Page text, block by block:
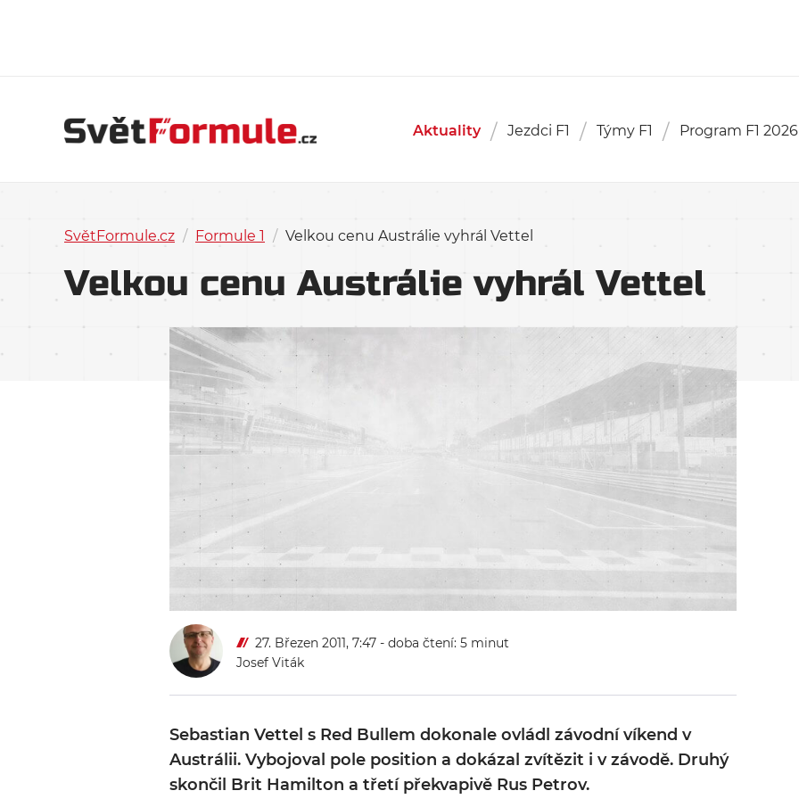
Aktuality Jezdci F1 Týmy F1 Program F1 2026
SvětFormule.cz / Formule 1 / Velkou cenu Austrálie vyhrál Vettel
Velkou cenu Austrálie vyhrál Vettel
27. Březen 2011, 7:47 - doba čtení: 5 minut
Josef Viták
Sebastian Vettel s Red Bullem dokonale ovládl závodní víkend v
Austrálii. Vybojoval pole position a dokázal zvítězit i v závodě. Druhý
skončil Brit Hamilton a třetí překvapivě Rus Petrov.